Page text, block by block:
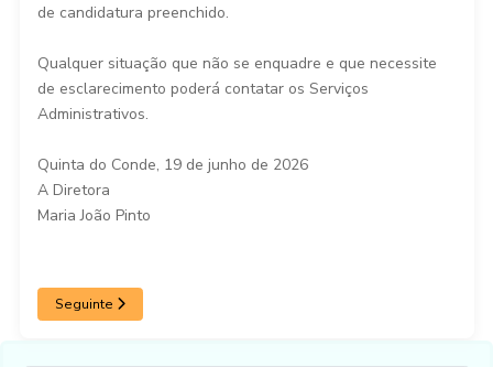
de candidatura preenchido.
Qualquer situação que não se enquadre e que necessite
de esclarecimento poderá contatar os Serviços
Administrativos.
Quinta do Conde, 19 de junho de 2026
A Diretora
Maria João Pinto
Seguinte